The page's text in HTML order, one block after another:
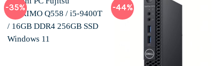
-35% -44%